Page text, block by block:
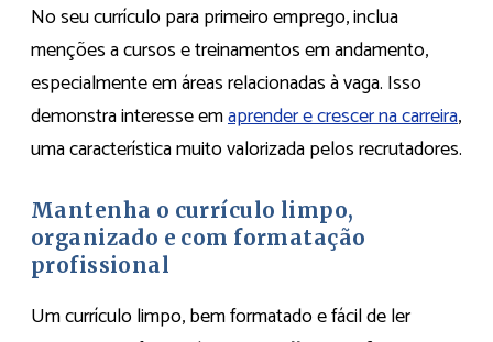
No seu currículo para primeiro emprego, inclua
menções a cursos e treinamentos em andamento,
especialmente em áreas relacionadas à vaga. Isso
demonstra interesse emaprender e crescer na carreira,
uma característica muito valorizada pelos recrutadores.
Mantenha o currículo limpo,
organizado e com formatação
profissional
Um currículo limpo, bem formatado e fácil de ler